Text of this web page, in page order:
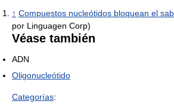
↑ Compuestos nucleótidos bloquean el
por Linguagen Corp)
Véase también
ADN
Oligonucleótido
Categorías: